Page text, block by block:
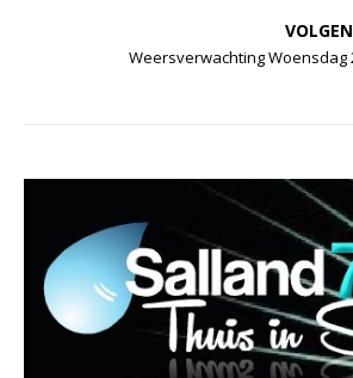
Weersverwachting Woensdag